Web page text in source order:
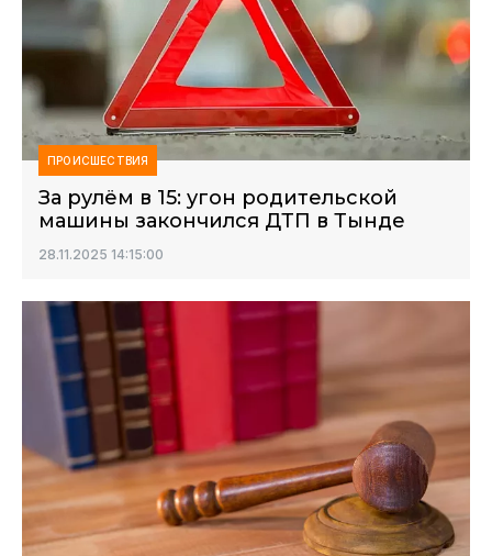
ПРОИСШЕСТВИЯ
За рулём в 15: угон родительской
машины закончился ДТП в Тынде
28.11.2025 14:15:00